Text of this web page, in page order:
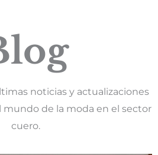
noticias y actualizaciones
mundo de la moda en el sector
cuero.